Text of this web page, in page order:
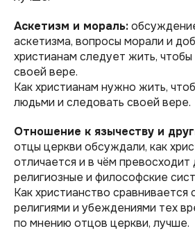
Аскетизм и мораль:
аскетизма, вопросы морали и
христианам следует жить,
своей вере.
Как христианам нужно жить,
людьми и следовать своей вере.
Отношение к язычеству и
отцы церкви обсуждали, как
отличается и в чём превосходит
религиозные и философские
Как христианство сравнивается
религиями и убеждениями тех
по мнению отцов церкви, лучше.